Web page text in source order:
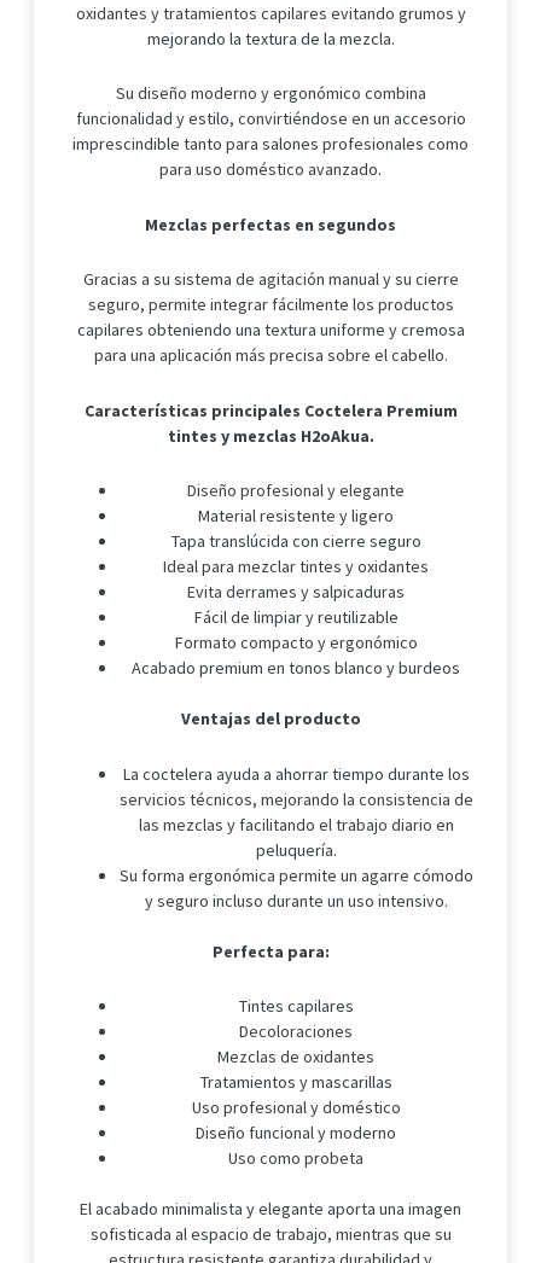
oxidantes y tratamientos capilares evitando grumos y
mejorando la textura de la mezcla.
Su diseño moderno y ergonómico combina
funcionalidad y estilo, convirtiéndose en un accesorio
imprescindible tanto para salones profesionales como
para uso doméstico avanzado.
Mezclas perfectas en segundos
Gracias a su sistema de agitación manual y su cierre
seguro, permite integrar fácilmente los productos
capilares obteniendo una textura uniforme y cremosa
para una aplicación más precisa sobre el cabello.
Características principales Coctelera Premium
tintes y mezclas H2oAkua.
Diseño profesional y elegante
Material resistente y ligero
Tapa translúcida con cierre seguro
Ideal para mezclar tintes y oxidantes
Evita derrames y salpicaduras
Fácil de limpiar y reutilizable
Formato compacto y ergonómico
Acabado premium en tonos blanco y burdeos
Ventajas del producto
La coctelera ayuda a ahorrar tiempo durante los
servicios técnicos, mejorando la consistencia de
las mezclas y facilitando el trabajo diario en
peluquería.
Su forma ergonómica permite un agarre cómodo
y seguro incluso durante un uso intensivo.
Perfecta para:
Tintes capilares
Decoloraciones
Mezclas de oxidantes
Tratamientos y mascarillas
Uso profesional y doméstico
Diseño funcional y moderno
Uso como probeta
El acabado minimalista y elegante aporta una imagen
sofisticada al espacio de trabajo, mientras que su